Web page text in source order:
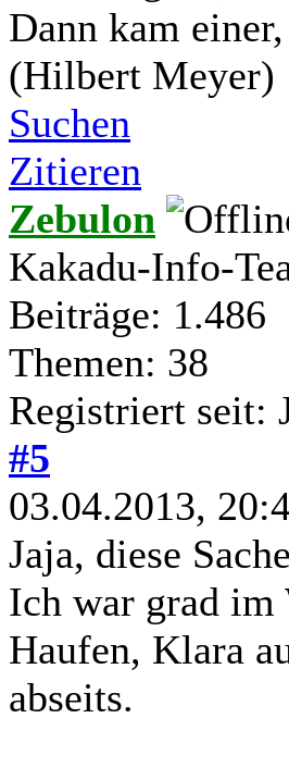
Dann kam
(Hilbert Meyer)
Suchen
Zitieren
Zebulon
Kakadu-Info-
Beiträge: 1.486
Themen: 38
Registriert seit:
#5
03.04.2013,
Jaja, diese
Ich war grad im
Haufen, Klara
abseits.